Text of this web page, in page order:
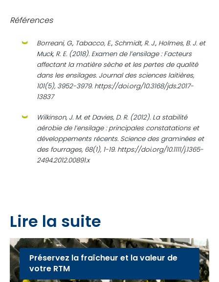
Références
Borreani, G., Tabacco, E., Schmidt, R. J., Holmes, B. J. et
Muck, R. E. (2018). Examen de l’ensilage : Facteurs
affectant la matière sèche et les pertes de qualité
dans les ensilages. Journal des sciences laitières,
101(5), 3952-3979. https://doi.org/10.3168/jds.2017-
13837
Wilkinson, J. M. et Davies, D. R. (2012). La stabilité
aérobie de l’ensilage : principales constatations et
développements récents. Science des graminées et
des fourrages, 68(1), 1-19. https://doi.org/10.1111/j.1365-
2494.2012.00891.x
Lire la suite
Préservez la fraîcheur et la valeur de
votre RTM